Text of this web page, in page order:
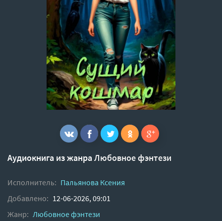
Аудиокнига из жанраЛюбовное фэнтези
Исполнитель: Пальянова Ксения
Добавлено: 12-06-2026, 09:01
Жанр: Любовное фэнтези